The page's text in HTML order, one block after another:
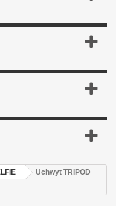
Uchwyt TRIPOD